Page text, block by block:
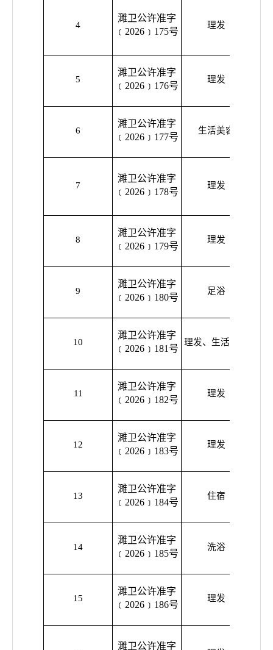
4
濉卫公许准字
﹝2026﹞175号
理发
5
濉卫公许准字
﹝2026﹞176号
理发
6
濉卫公许准字
﹝2026﹞177号
生活美容
7
濉卫公许准字
﹝2026﹞178号
理发
8
濉卫公许准字
﹝2026﹞179号
理发
9
濉卫公许准字
﹝2026﹞180号
足浴
10
濉卫公许准字
﹝2026﹞181号
理发、生活美容
11
濉卫公许准字
﹝2026﹞182号
理发
12
濉卫公许准字
﹝2026﹞183号
理发
13
濉卫公许准字
﹝2026﹞184号
住宿
14
濉卫公许准字
﹝2026﹞185号
洗浴
15
濉卫公许准字
﹝2026﹞186号
理发
濉卫公许准字